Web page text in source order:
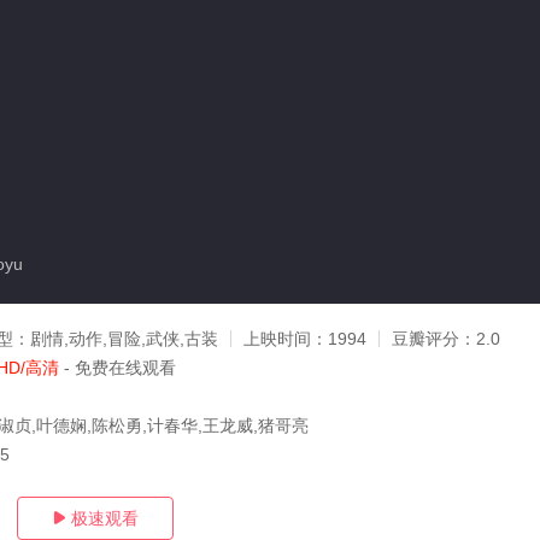
： 剧情,动作,冒险,武侠,古装 上映时间： 1994 豆瓣评分： 2.0
高清 - 免费在线观看
贞,叶德娴,陈松勇,计春华,王龙威,猪哥亮
 极速观看